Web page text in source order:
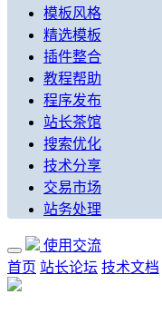
模板风格
精选模板
插件整合
教程帮助
程序发布
站长茶馆
搜索优化
技术分享
交易市场
站务处理
使用交流
首页 站长论坛 技术文档